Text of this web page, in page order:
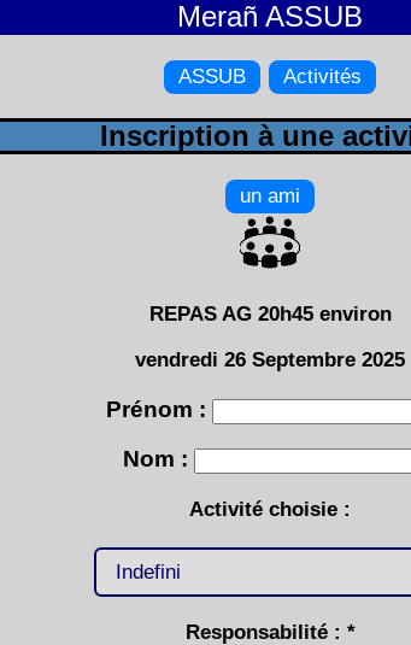
Merañ ASSUB
ASSUB Activités
Inscription à une
un ami
REPAS AG 20h45 environ
vendredi 26 Septembre 2025
Prénom :
Nom :
Activité choisie :
Responsabilité : *